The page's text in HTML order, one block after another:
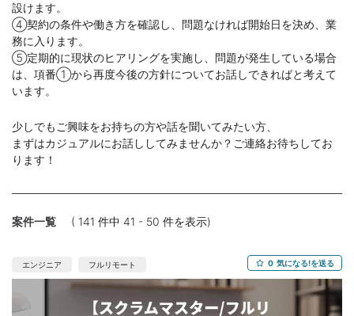
設けます。
④契約の条件や働き方を確認し、問題なければ開始日を決め、業
務に入ります。
⑤定期的に現状のヒアリングを実施し、問題が発生している場合
は、項番①から再度今後の方針についてお話しできればと考えて
います。
少しでもご興味をお持ちの方や話を聞いてみたい方、
まずはカジュアルにお話ししてみませんか？ご連絡お待ちしてお
ります！
案件一覧 ( 141 件中 41 - 50 件を表示)
エンジニア フルリモート 0 気になる!を送る